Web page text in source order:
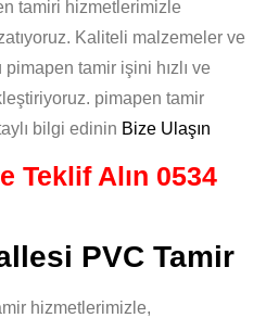
tamiri hizmetlerimizle
Kaliteli malzemeler ve
tamir işini hızlı ve
pimapen tamir
bilgi edinin Bize Ulaşın
Teklif Alın 0534
PVC Tamir
hizmetlerimizle,